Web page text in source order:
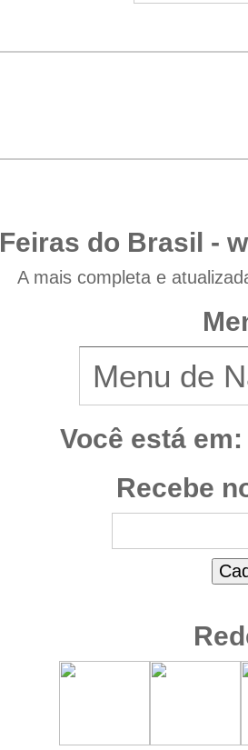
Feiras do Brasil -
A mais completa e
Você está em:
Recebe